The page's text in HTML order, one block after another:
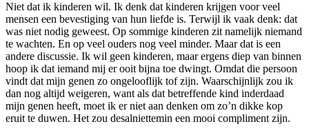
Niet dat ik kinderen wil. Ik denk dat kinderen krijgen voor veel
mensen een bevestiging van hun liefde is. Terwijl ik vaak denk: dat
was niet nodig geweest. Op sommige kinderen zit namelijk niemand
te wachten. En op veel ouders nog veel minder. Maar dat is een
andere discussie. Ik wil geen kinderen, maar ergens diep van binnen
hoop ik dat iemand mij er ooit bijna toe dwingt. Omdat die persoon
vindt dat mijn genen zo ongelooflijk tof zijn. Waarschijnlijk zou ik
dan nog altijd weigeren, want als dat betreffende kind inderdaad
mijn genen heeft, moet ik er niet aan denken om zo’n dikke kop
eruit te duwen. Het zou desalniettemin een mooi compliment zijn.